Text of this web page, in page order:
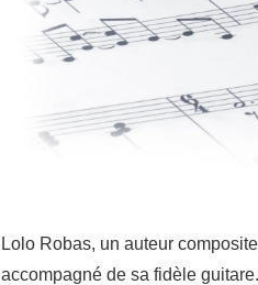
Lolo Robas, un auteur
accompagné de sa fidèle